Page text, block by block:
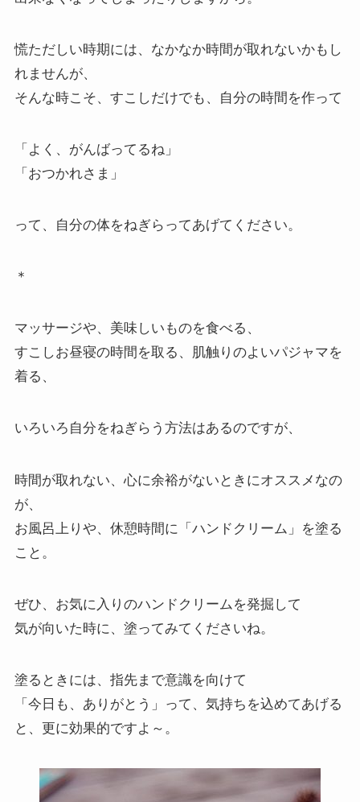
慌ただしい時期には、なかなか時間が取れないかもし
れませんが、
そんな時こそ、すこしだけでも、自分の時間を作って
「よく、がんばってるね」
「おつかれさま」
って、自分の体をねぎらってあげてください。
＊
マッサージや、美味しいものを食べる、
すこしお昼寝の時間を取る、肌触りのよいパジャマを
着る、
いろいろ自分をねぎらう方法はあるのですが、
時間が取れない、心に余裕がないときにオススメなの
が、
お風呂上りや、休憩時間に「ハンドクリーム」を塗る
こと。
ぜひ、お気に入りのハンドクリームを発掘して
気が向いた時に、塗ってみてくださいね。
塗るときには、指先まで意識を向けて
「今日も、ありがとう」って、気持ちを込めてあげる
と、更に効果的ですよ～。